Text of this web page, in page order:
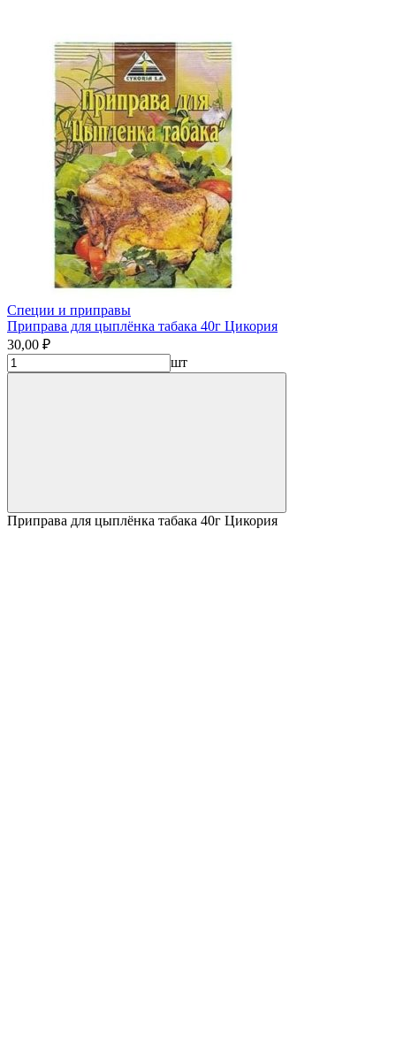
Специи и приправы
Приправа для цыплёнка табака 40г Цикория
30,00 ₽
шт
Приправа для цыплёнка табака 40г Цикория